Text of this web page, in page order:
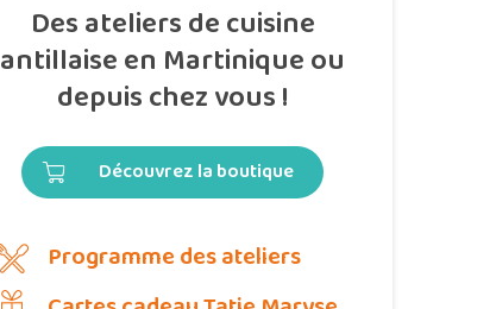
Des ateliers de cuisine
antillaise en Martinique ou
depuis chez vous !
Découvrez la boutique
Programme des ateliers